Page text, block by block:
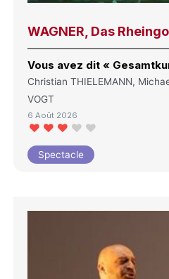
WAGNER, Das
Vous avez dit «
Christian THIELEMANN,
VOGT
6 Août 2026
Spectacle